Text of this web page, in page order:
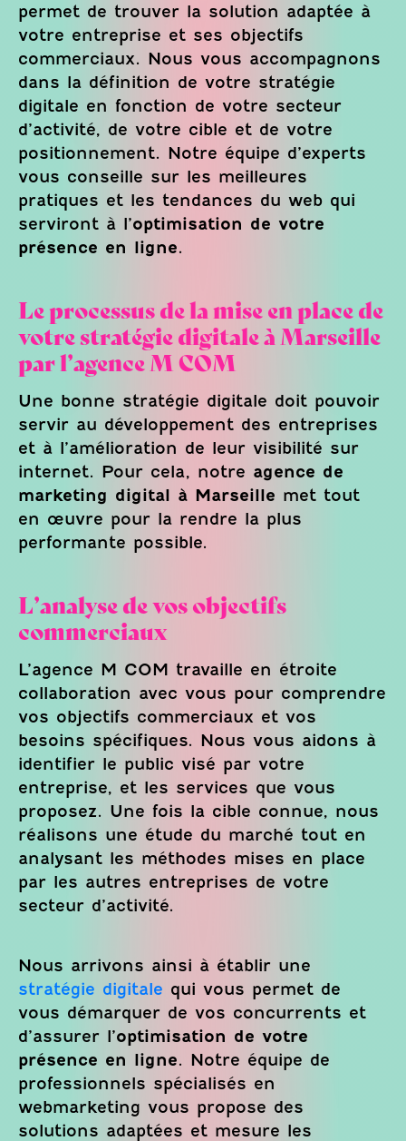
permet de trouver la solution adaptée à
votre entreprise et ses objectifs
commerciaux. Nous vous accompagnons
dans la définition de votre stratégie
digitale en fonction de votre secteur
d’activité, de votre cible et de votre
positionnement. Notre équipe d’experts
vous conseille sur les meilleures
pratiques et les tendances du web qui
serviront à l’optimisation de votre
présence en ligne.
Le processus de la mise en place de
votre stratégie digitale à Marseille
par l’agence M COM
Une bonne stratégie digitale doit pouvoir
servir au développement des entreprises
et à l’amélioration de leur visibilité sur
internet. Pour cela, notre agence de
marketing digital à Marseille met tout
en œuvre pour la rendre la plus
performante possible.
L’analyse de vos objectifs
commerciaux
L’agence M COM travaille en étroite
collaboration avec vous pour comprendre
vos objectifs commerciaux et vos
besoins spécifiques. Nous vous aidons à
identifier le public visé par votre
entreprise, et les services que vous
proposez. Une fois la cible connue, nous
réalisons une étude du marché tout en
analysant les méthodes mises en place
par les autres entreprises de votre
secteur d’activité.
Nous arrivons ainsi à établir une
stratégie digitale qui vous permet de
vous démarquer de vos concurrents et
d’assurer l’optimisation de votre
présence en ligne. Notre équipe de
professionnels spécialisés en
webmarketing vous propose des
solutions adaptées et mesure les